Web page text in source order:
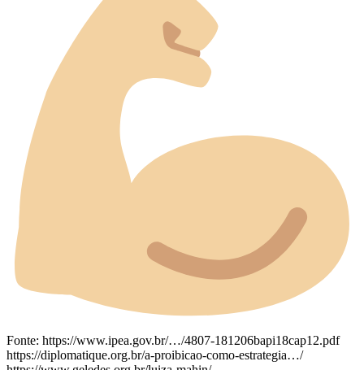
Fonte: https://www.ipea.gov.br/…/4807-181206bapi18cap12.pdf
https://diplomatique.org.br/a-proibicao-como-estrategia…/